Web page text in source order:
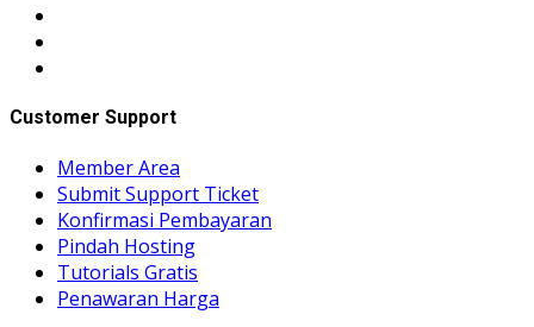
Customer Support
Member Area
Submit Support Ticket
Konfirmasi Pembayaran
Pindah Hosting
Tutorials Gratis
Penawaran Harga